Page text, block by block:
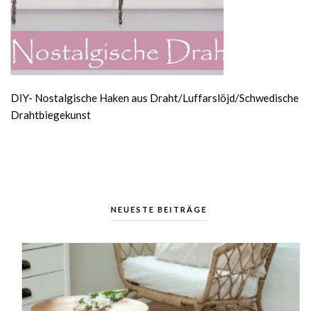
DIY- Nostalgische Haken aus Draht/Luffarslöjd/Schwedische
Drahtbiegekunst
NEUESTE BEITRÄGE